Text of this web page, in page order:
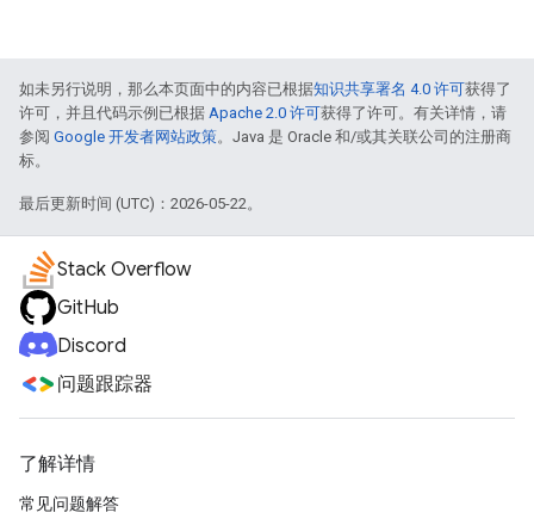
如未另行说明，那么本页面中的内容已根据知识共享署名 4.0 许可获得了
许可，并且代码示例已根据 Apache 2.0 许可获得了许可。有关详情，请
参阅 Google 开发者网站政策。Java 是 Oracle 和/或其关联公司的注册商
标。
最后更新时间 (UTC)：2026-05-22。
Stack Overflow
GitHub
Discord
问题跟踪器
了解详情
常见问题解答